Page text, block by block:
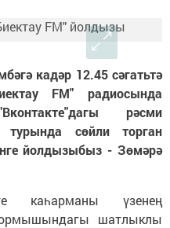
кадәр 12.45 сәгатьтә
FM" радиосында
рәсми
турында сөйли торган
йолдызыбыз - Зөмәрә
каһарманы үзенең
шатлыклы